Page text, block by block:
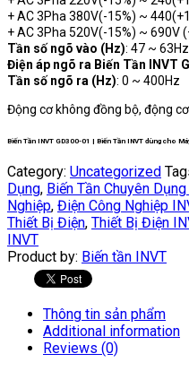
+ AC 3Pha 380V(-15%) ~
+ AC 3Pha 520V(-15%) ~ 690V
Tần số ngõ vào (Hz): 47 ~ 63Hz
Điện áp ngõ ra Biến Tần INVT
Tần số ngõ ra (Hz): 0 ~ 400Hz
Động cơ không đồng bộ, động
Biến Tần INVT GD300-01 | Biến Tần INVT dùng cho
Category: Uncategorized
Dụng, Biến Tần Chuyên
Nghiệp, Điện Công Nghiệp
Thiết Bị Điện, Thiết Bị Điện
INVT
Product by: Biến tần INVT
Thông tin sản phẩm
Additional information
Reviews (0)